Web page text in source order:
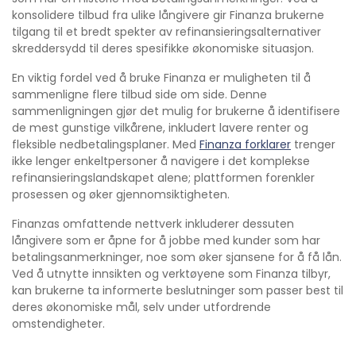
konsolidere tilbud fra ulike långivere gir Finanza brukerne
tilgang til et bredt spekter av refinansieringsalternativer
skreddersydd til deres spesifikke økonomiske situasjon.
En viktig fordel ved å bruke Finanza er muligheten til å
sammenligne flere tilbud side om side. Denne
sammenligningen gjør det mulig for brukerne å identifisere
de mest gunstige vilkårene, inkludert lavere renter og
fleksible nedbetalingsplaner. Med Finanza forklarer trenger
ikke lenger enkeltpersoner å navigere i det komplekse
refinansieringslandskapet alene; plattformen forenkler
prosessen og øker gjennomsiktigheten.
Finanzas omfattende nettverk inkluderer dessuten
långivere som er åpne for å jobbe med kunder som har
betalingsanmerkninger, noe som øker sjansene for å få lån.
Ved å utnytte innsikten og verktøyene som Finanza tilbyr,
kan brukerne ta informerte beslutninger som passer best til
deres økonomiske mål, selv under utfordrende
omstendigheter.